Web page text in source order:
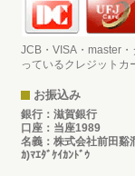
JCB・VISA・master
っているクレジットカ
お振込み
銀行：滋賀銀行
口座：当座1989
名義：株式会社前田谿
ｶ)ﾏｴﾀﾞｹｲｶﾝﾄﾞｳ